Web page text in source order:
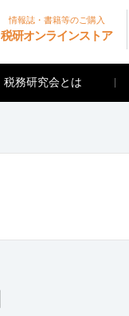
情報誌・書籍等のご購入
税研オンラインストア
税務研究会とは